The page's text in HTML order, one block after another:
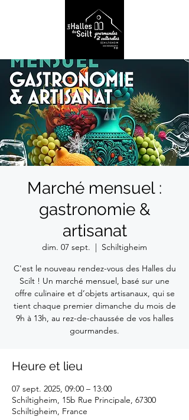
Marché mensuel :
gastronomie &
artisanat
dim. 07 sept.
  |
Schiltigheim
C'est le nouveau rendez-vous des Halles du
Scilt ! Un marché mensuel, basé sur une
offre culinaire et d’objets artisanaux, qui se
tient chaque premier dimanche du mois de
9h à 13h, au rez-de-chaussée de vos halles
gourmandes.
Heure et lieu
07 sept. 2025, 09:00 – 13:00
Schiltigheim, 15b Rue Principale, 67300
Schiltigheim, France